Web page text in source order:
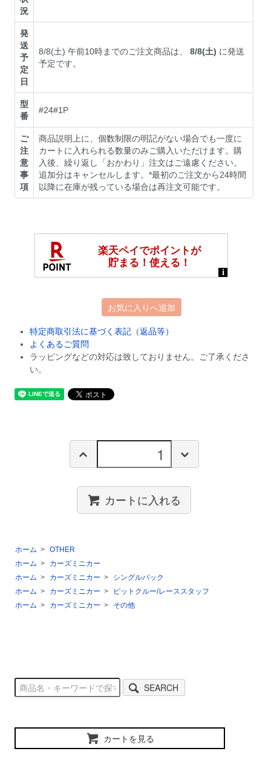
況
発
送
予
定
日
8/8(土) 午前10時までのご注文商品は、8/8(土) に発送
予定です。
型
番
#24#1P
ご
注
意
事
項
商品説明上に、個数制限の明記がない場合でも一度に
カートに入れられる数量のみご購入いただけます。購
入後、繰り返し「おかわり」注文はご遠慮ください。
追加分はキャンセルします。*最初のご注文から24時間
以降に在庫が残っている場合は再注文可能です。
お気に入りへ追加
特定商取引法に基づく表記（返品等）
よくあるご質問
ラッピングなどの対応は致しておりません。ご了承くださ
い。
カートに入れる
ホーム > OTHER
ホーム >
カーズミニカー
ホーム > カーズミニカー >
シングルパック
ホーム > カーズミニカー >
ピットクルー/レーススタッフ
ホーム > カーズミニカー > その他
SEARCH
カートを見る